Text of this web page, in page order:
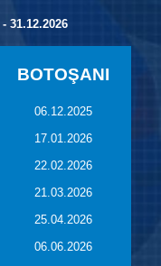
31.12.2026
BOTOŞANI
06.12.2025
17.01.2026
22.02.2026
21.03.2026
25.04.2026
06.06.2026